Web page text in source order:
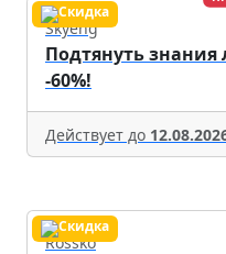
Skyeng
Подтянуть знания
-60%!
Действует до
Rossko